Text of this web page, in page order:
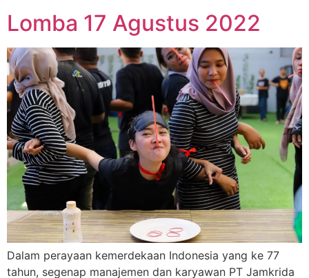
Lomba 17 Agustus 2022
Dalam perayaan kemerdekaan Indonesia yang ke 77
tahun, segenap manajemen dan karyawan PT Jamkrida